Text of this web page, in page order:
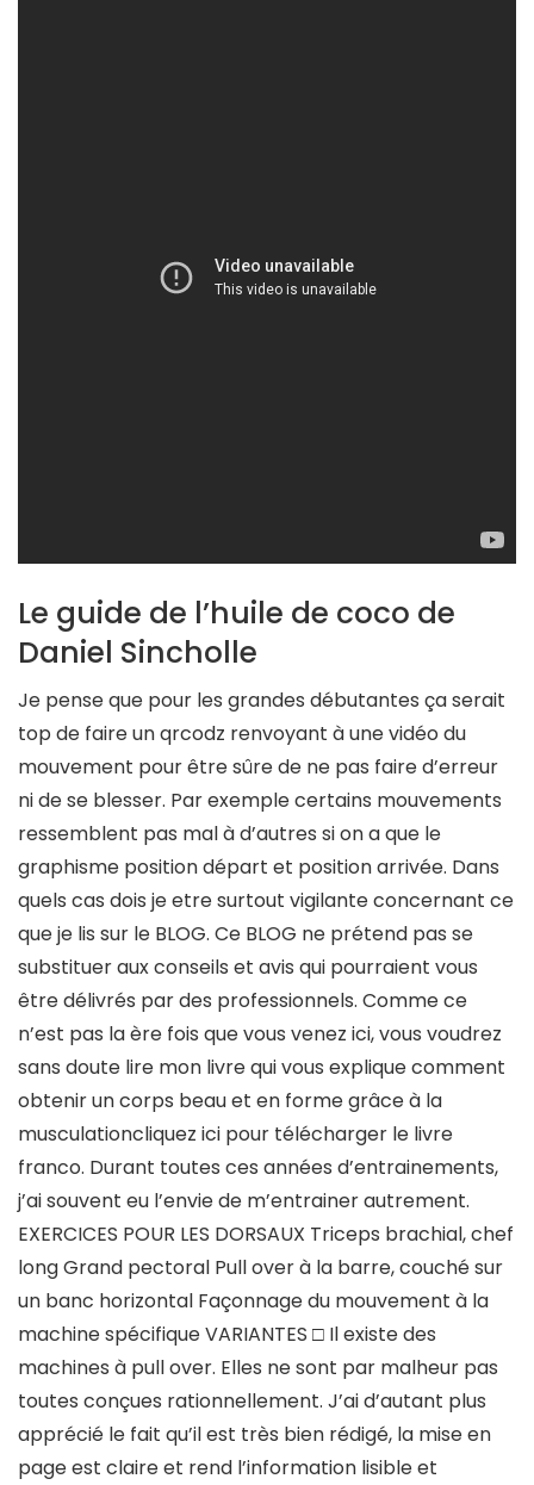
Le guide de l’huile de coco de
Daniel Sincholle
Je pense que pour les grandes débutantes ça serait
top de faire un qrcodz renvoyant à une vidéo du
mouvement pour être sûre de ne pas faire d’erreur
ni de se blesser. Par exemple certains mouvements
ressemblent pas mal à d’autres si on a que le
graphisme position départ et position arrivée. Dans
quels cas dois je etre surtout vigilante concernant ce
que je lis sur le BLOG. Ce BLOG ne prétend pas se
substituer aux conseils et avis qui pourraient vous
être délivrés par des professionnels. Comme ce
n’est pas la ère fois que vous venez ici, vous voudrez
sans doute lire mon livre qui vous explique comment
obtenir un corps beau et en forme grâce à la
musculationcliquez ici pour télécharger le livre
franco. Durant toutes ces années d’entrainements,
j’ai souvent eu l’envie de m’entrainer autrement.
EXERCICES POUR LES DORSAUX Triceps brachial, chef
long Grand pectoral Pull over à la barre, couché sur
un banc horizontal Façonnage du mouvement à la
machine spécifique VARIANTES □ Il existe des
machines à pull over. Elles ne sont par malheur pas
toutes conçues rationnellement. J’ai d’autant plus
apprécié le fait qu’il est très bien rédigé, la mise en
page est claire et rend l’information lisible et